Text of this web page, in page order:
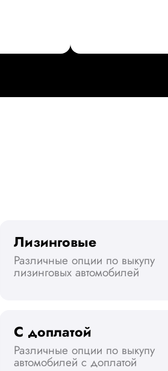
Лизинговые
Различные опции по выкупу
лизинговых автомобилей
С доплатой
Различные опции по выкупу
автомобилей с доплатой